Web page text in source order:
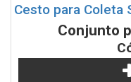
Lixeiras para Coleta
Lixeiras para Coleta
Cesto para Coleta
Conjunto